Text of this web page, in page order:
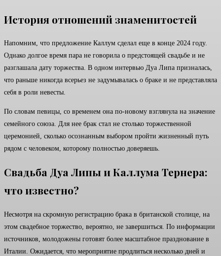
История отношений знаменитостей
Напомним, что предложение Каллум сделал еще в конце 2024 году.
Однако долгое время пара не говорила о предстоящей свадьбе и не
разглашала дату торжества. В одном интервью Дуа Липа призналась,
что раньше никогда всерьез не задумывалась о браке и не представляла
себя в роли невесты.
По словам певицы, со временем она по-новому взглянула на значение
семейного союза. Для нее брак стал не столько торжественной
церемонией, сколько осознанным выбором пройти жизненный путь
рядом с человеком, которому полностью доверяешь.
Свадьба Дуа Липы и Каллума Тернера:
что известно?
Несмотря на скромную регистрацию брака в британской столице, на
этом свадебное торжество, вероятно, не завершиться. По информации
источников, молодожены готовят более масштабное празднование в
Италии. Ожидается, что мероприятие продлиться несколько дней и